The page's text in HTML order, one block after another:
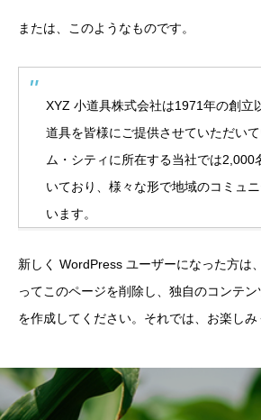
または、このようなものです。
XYZ 小道具株式会社は1971年の創立
道具を皆様にご提供させていただい
ム・シティに所在する当社では2,000
いており、様々な形で地域のコミュ
います。
新しく WordPress ユーザーになった方は、
ってこのページを削除し、独自のコンテ
を作成してください。それでは、お楽しみ